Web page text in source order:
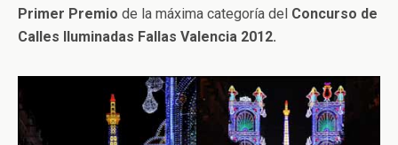
Primer Premio de la máxima categoría del Concurso de
Calles Iluminadas Fallas Valencia 2012.